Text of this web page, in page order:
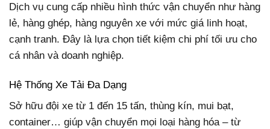
Dịch vụ cung cấp nhiều hình thức vận chuyển như hàng
lẻ, hàng ghép, hàng nguyên xe với mức giá linh hoạt,
cạnh tranh. Đây là lựa chọn tiết kiệm chi phí tối ưu cho
cá nhân và doanh nghiệp.
Hệ Thống Xe Tải Đa Dạng
Sở hữu đội xe từ 1 đến 15 tấn, thùng kín, mui bạt,
container… giúp vận chuyển mọi loại hàng hóa – từ